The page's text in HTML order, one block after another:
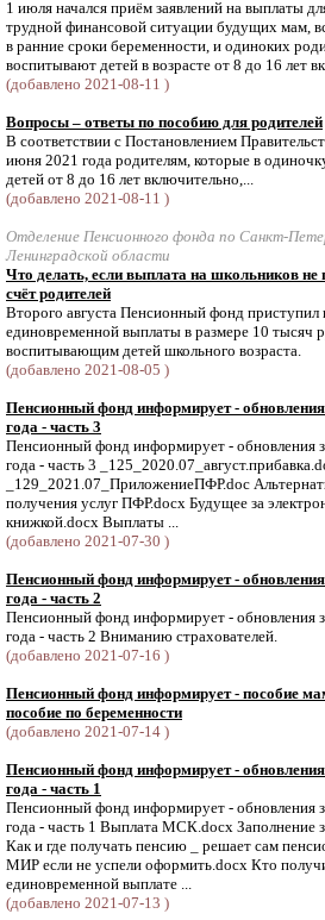
1 июля начался приём заявлений на выплаты
трудной финансовой ситуации будущих мам,
в ранние сроки беременности, и одиноких
воспитывают детей в возрасте от 8 до 16 лет
(добавлено 2021-08-11 )
Вопросы – ответы по пособию для родителей
В соответствии с Постановлением
июня 2021 года родителям, которые в
детей от 8 до 16 лет включительно,...
(добавлено 2021-08-11 )
Отделение Пенсионного фонда по Санкт-
Ленинградской области
Что делать, если выплата на школьников не
счёт родителей
Второго августа Пенсионный фонд приступил
единовременной выплаты в размере 10 тысяч
воспитывающим детей школьного возраста.
(добавлено 2021-08-05 )
Пенсионный фонд информирует -
года - часть 3
Пенсионный фонд информирует - обновления
года - часть 3
_129_2021.07_ПриложениеПФР.doc
получения услуг ПФР.docx Будущее за
книжкой.docx Выплаты ...
(добавлено 2021-07-30 )
Пенсионный фонд информирует -
года - часть 2
Пенсионный фонд информирует - обновления
года - часть 2 Вниманию страхователей.
(добавлено 2021-07-16 )
Пенсионный фонд информирует - пособие
пособие по беременности
(добавлено 2021-07-14 )
Пенсионный фонд информирует -
года - часть 1
Пенсионный фонд информирует - обновления
года - часть 1 Выплата МСК.docx Заполнение
Как и где получать пенсию _ решает сам
МИР если не успели оформить.docx Кто
единовременной выплате ...
(добавлено 2021-07-13 )